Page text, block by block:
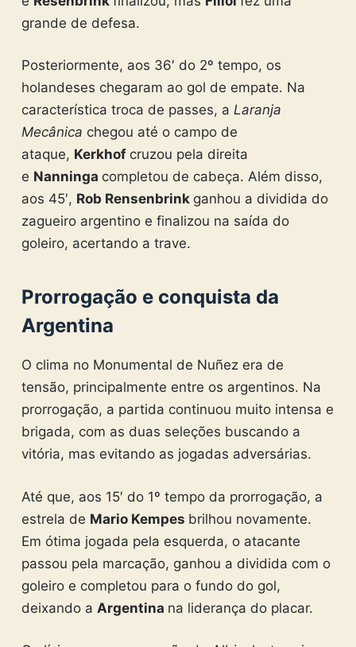
grande de defesa.
Posteriormente, aos 36′ do 2º tempo, os
holandeses chegaram ao gol de empate. Na
característica troca de passes, a Laranja
Mecânica chegou até o campo de
ataque, Kerkhof cruzou pela direita
e Nanninga completou de cabeça. Além disso,
aos 45′, Rob Rensenbrink ganhou a dividida do
zagueiro argentino e finalizou na saída do
goleiro, acertando a trave.
Prorrogação e conquista da
Argentina
O clima no Monumental de Nuñez era de
tensão, principalmente entre os argentinos. Na
prorrogação, a partida continuou muito intensa e
brigada, com as duas seleções buscando a
vitória, mas evitando as jogadas adversárias.
Até que, aos 15′ do 1º tempo da prorrogação, a
estrela de Mario Kempes brilhou novamente.
Em ótima jogada pela esquerda, o atacante
passou pela marcação, ganhou a dividida com o
goleiro e completou para o fundo do gol,
deixando a Argentina na liderança do placar.